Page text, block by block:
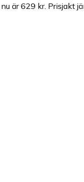
är 629 kr. Prisjakt